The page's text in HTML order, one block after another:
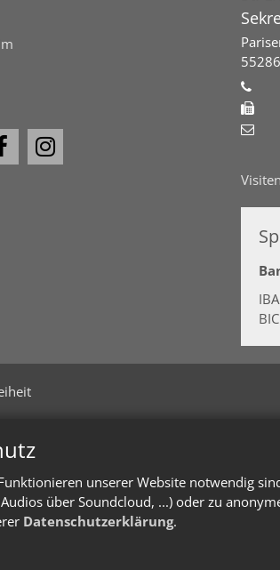
unserer Website notwendig
über Soundcloud, ...) oder zu
Datenschutzerklärung.
55286